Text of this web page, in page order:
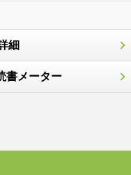
細
書メーター